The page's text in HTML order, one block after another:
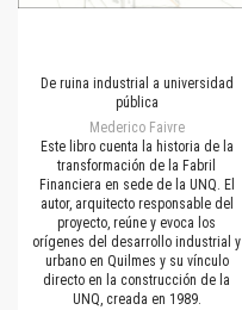
De ruina industrial a universidad
pública
Mederico Faivre
Este libro cuenta la historia de la
transformación de la Fabril
Financiera en sede de la UNQ. El
autor, arquitecto responsable del
proyecto, reúne y evoca los
orígenes del desarrollo industrial y
urbano en Quilmes y su vínculo
directo en la construcción de la
UNQ, creada en 1989.